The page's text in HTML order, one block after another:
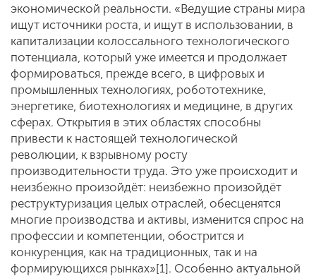
экономической реальности. «Ведущие страны мира
ищут источники роста, и ищут в использовании, в
капитализации колоссального технологического
потенциала, который уже имеется и продолжает
формироваться, прежде всего, в цифровых и
промышленных технологиях, робототехнике,
энергетике, биотехнологиях и медицине, в других
сферах. Открытия в этих областях способны
привести к настоящей технологической
революции, к взрывному росту
производительности труда. Это уже происходит и
неизбежно произойдёт: неизбежно произойдёт
реструктуризация целых отраслей, обесценятся
многие производства и активы, изменится спрос на
профессии и компетенции, обострится и
конкуренция, как на традиционных, так и на
формирующихся рынках»[1]. Особенно актуальной